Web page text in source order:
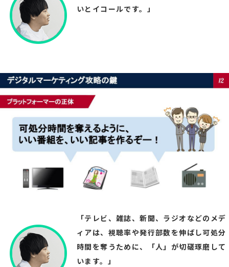
いとイコールです。」
「テレビ、雑誌、新聞、ラジオなどのメデ
ィアは、視聴率や発行部数を伸ばし可処分
時間を奪うために、「人」が切磋琢磨して
います。」